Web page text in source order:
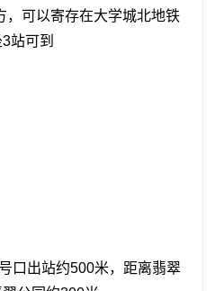
，可以寄存在大学城北地铁
站可到
口出站约500米，距离翡翠